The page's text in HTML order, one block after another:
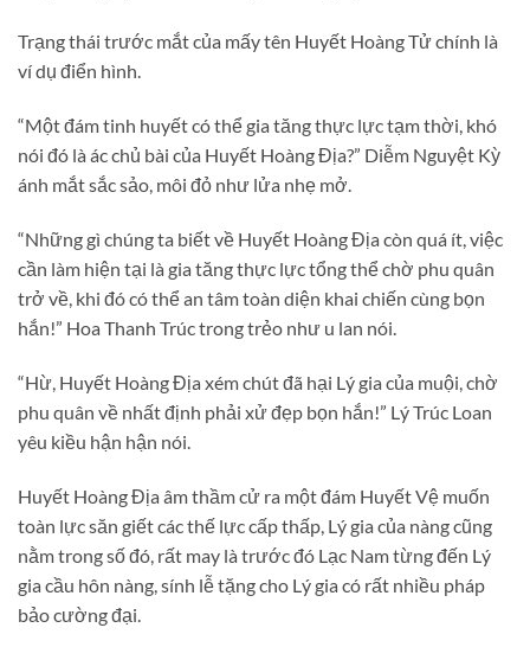
Trạng thái trước mắt của mấy tên Huyết Hoàng Tử chính là
ví dụ điển hình.
“Một đám tinh huyết có thể gia tăng thực lực tạm thời, khó
nói đó là ác chủ bài của Huyết Hoàng Địa?” Diễm Nguyệt Kỳ
ánh mắt sắc sảo, môi đỏ như lửa nhẹ mở.
“Những gì chúng ta biết về Huyết Hoàng Địa còn quá ít, việc
cần làm hiện tại là gia tăng thực lực tổng thể chờ phu quân
trở về, khi đó có thể an tâm toàn diện khai chiến cùng bọn
hắn!” Hoa Thanh Trúc trong trẻo như u lan nói.
“Hừ, Huyết Hoàng Địa xém chút đã hại Lý gia của muội, chờ
phu quân về nhất định phải xử đẹp bọn hắn!” Lý Trúc Loan
yêu kiều hận hận nói.
Huyết Hoàng Địa âm thầm cử ra một đám Huyết Vệ muốn
toàn lực săn giết các thế lực cấp thấp, Lý gia của nàng cũng
nằm trong số đó, rất may là trước đó Lạc Nam từng đến Lý
gia cầu hôn nàng, sính lễ tặng cho Lý gia có rất nhiều pháp
bảo cường đại.